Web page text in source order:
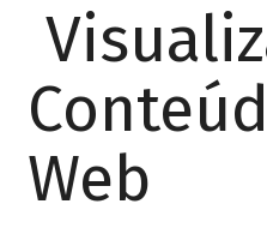
Web